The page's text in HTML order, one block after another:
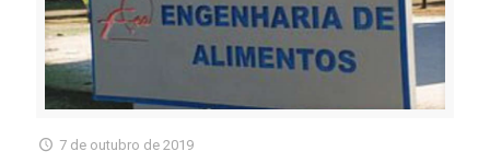
7 de outubro de 2019